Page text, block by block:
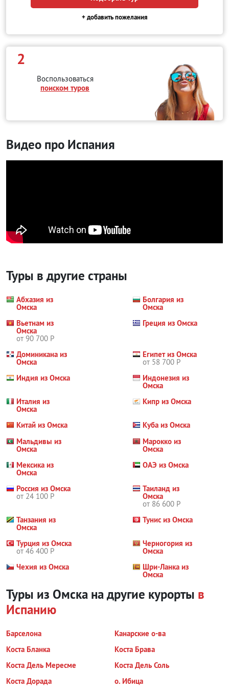
+ добавить пожелания
2
Воспользоваться
поиском туров
Видео про Испания
Туры в другие страны
Абхазия из
Омска
Болгария из
Омска
Вьетнам из
Омска
от 90 700 Р
Греция из Омска
Доминикана из
Омска
Египет из Омска
от 58 700 Р
Индия из Омска
Индонезия из
Омска
Италия из
Омска
Кипр из Омска
Китай из Омска
Куба из Омска
Мальдивы из
Омска
Марокко из
Омска
Мексика из
Омска
ОАЭ из Омска
Россия из Омска
от 24 100 Р
Таиланд из
Омска
от 86 600 Р
Танзания из
Омска
Тунис из Омска
Турция из Омска
от 46 400 Р
Черногория из
Омска
Чехия из Омска
Шри-Ланка из
Омска
Туры из Омска на другие курорты в
Испанию
Барселона
Канарские о-ва
Коста Бланка
Коста Брава
Коста Дель Мересме
Коста Дель Соль
Коста Дорада
о. Ибица